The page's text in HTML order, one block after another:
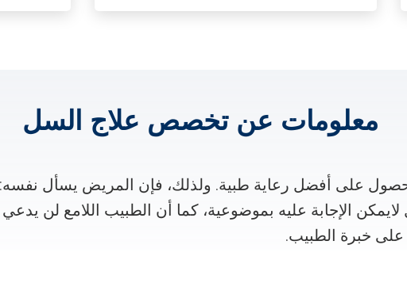
معلومات عن تخصص علاج السل
على أفضل رعاية طبية. ولذلك، فإن المريض يسأل
الإجابة عليه بموضوعية، كما أن الطبيب اللامع لن
خبرة الطبيب.